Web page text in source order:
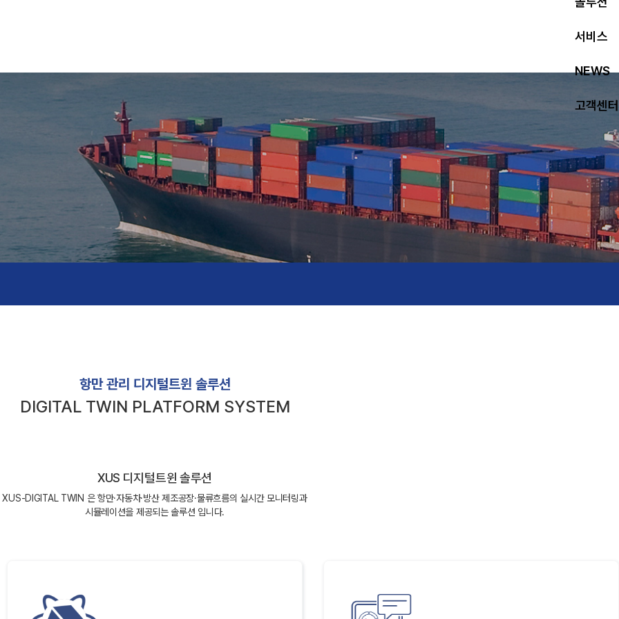
서비스
NEWS
고객센터
항만 관리 디지털트윈 솔루션
DIGITAL TWIN PLATFORM SYSTEM
XUS 디지털트윈 솔루션
XUS-DIGITAL TWIN 은 항만·자동차·방산 제조공장·물류흐름의 실시간 모니터링과
시뮬레이션을 제공되는 솔루션 입니다.